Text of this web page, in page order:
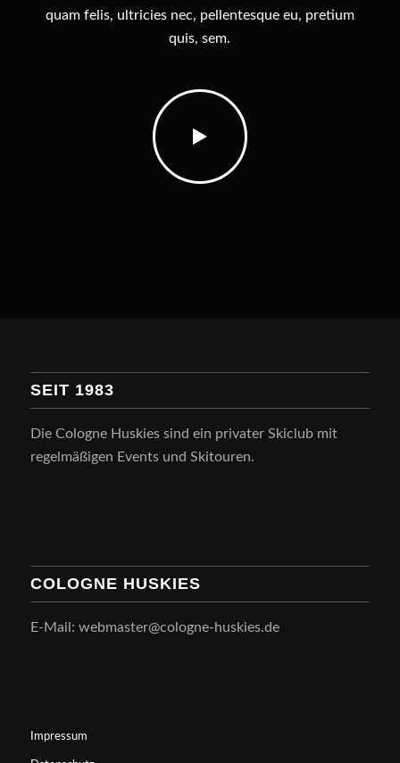
quam felis, ultricies nec, pellentesque eu, pretium
quis, sem.
SEIT 1983
Die Cologne Huskies sind ein privater Skiclub mit
regelmäßigen Events und Skitouren.
COLOGNE HUSKIES
E-Mail: webmaster@cologne-huskies.de
Impressum